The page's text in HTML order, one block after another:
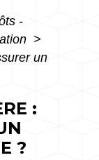
-
>
un
:
?